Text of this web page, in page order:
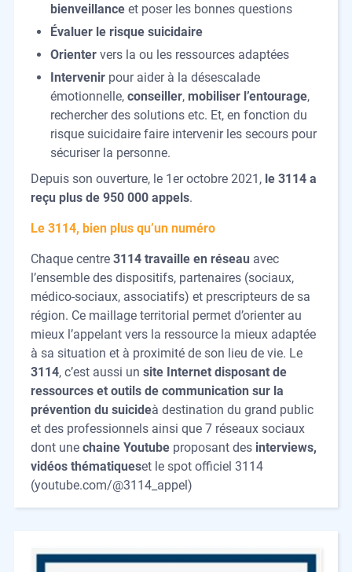
bienveillanceet poser les bonnes questions
Évaluer le risque suicidaire
Orientervers la ou les ressources adaptées
Intervenirpour aider à la désescalade
émotionnelle, conseiller, mobiliser l’entourage,
rechercher des solutions etc. Et, en fonction du
risque suicidaire faire intervenir les secours pour
sécuriser la personne.
Depuis son ouverture, le 1er octobre 2021, le 3114 a
reçu plus de 950 000 appels.
Le 3114, bien plus qu’un numéro
Chaque centre3114 travaille en réseau avec
l’ensemble des dispositifs, partenaires (sociaux,
médico-sociaux, associatifs) et prescripteurs de sa
région. Ce maillage territorial permet d’orienter au
mieux l’appelant vers la ressource la mieux adaptée
à sa situation et à proximité de son lieu de vie. Le
3114, c’est aussi un site Internet disposant de
ressources et outils de communication sur la
prévention du suicideà destination du grand public
et des professionnels ainsi que 7 réseaux sociaux
dont une chaine Youtubeproposant des interviews,
vidéos thématiqueset le spot officiel 3114
(youtube.com/@3114_appel)